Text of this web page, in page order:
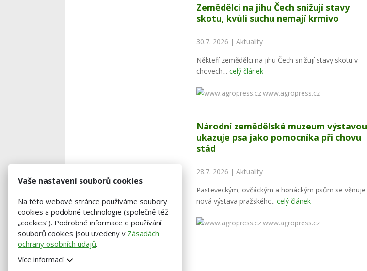
Zemědělci na jihu Čech snižují stavy
skotu, kvůli suchu nemají krmivo
30.7. 2026 | Aktuality
Někteří zemědělci na jihu Čech snižují stavy skotu v
chovech,.. celý článek
www.agropress.cz
Národní zemědělské muzeum výstavou
ukazuje psa jako pomocníka při chovu
stád
28.7. 2026 | Aktuality
Pasteveckým, ovčáckým a honáckým psům se věnuje
nová výstava pražského.. celý článek
www.agropress.cz
Vaše nastavení souborů cookies
Na této webové stránce používáme soubory
cookies a podobné technologie (společně též
„cookies“). Podrobné informace o používání
souborů cookies jsou uvedeny v Zásadách
ochrany osobních údajů.
Více informací